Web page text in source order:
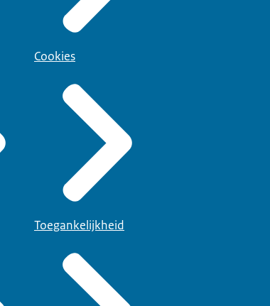
Cookies
Toegankelijkheid